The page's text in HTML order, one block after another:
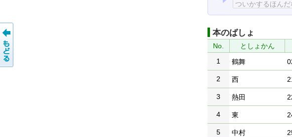
本のばしょ
No. としょかん
1
鶴舞
2 西
3 熱田
4 東
5 中村